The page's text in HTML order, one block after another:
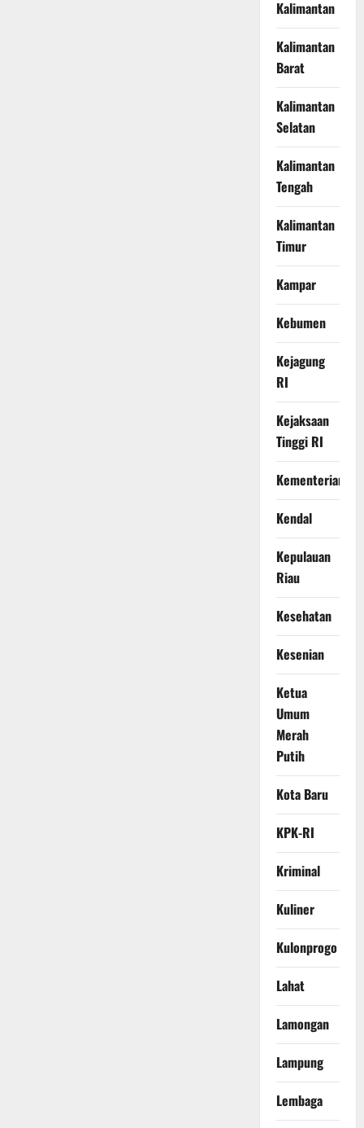
Kalimantan
Kalimantan
Barat
Kalimantan
Selatan
Kalimantan
Tengah
Kalimantan
Timur
Kampar
Kebumen
Kejagung
RI
Kejaksaan
Tinggi RI
Kementerian
Kendal
Kepulauan
Riau
Kesehatan
Kesenian
Ketua
Umum
Merah
Putih
Kota Baru
KPK-RI
Kriminal
Kuliner
Kulonprogo
Lahat
Lamongan
Lampung
Lembaga